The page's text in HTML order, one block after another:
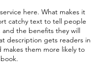
here. What makes it
catchy text to tell people
and the benefits they will
description gets readers in
them more likely to